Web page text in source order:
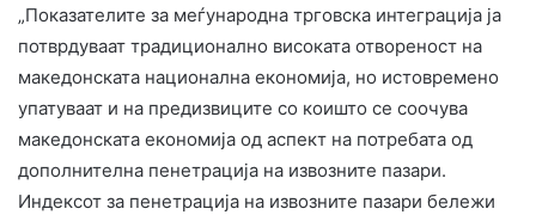
„Показателите за меѓународна трговска интеграција ја
потврдуваат традиционално високата отвореност на
македонската национална економија, но истовремено
упатуваат и на предизвиците со коишто се соочува
македонската економија од аспект на потребата од
дополнителна пенетрација на извозните пазари.
Индексот за пенетрација на извозните пазари бележи